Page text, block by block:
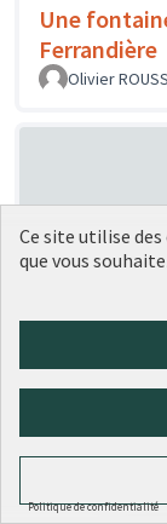
Une
Ferrandière
Olivier
Des
chaque
Ce site utilise
que vous
Politique de confidentialité